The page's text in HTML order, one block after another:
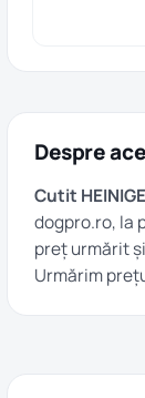
Despre
Cutit
dogpro.ro, la
preț urmărit
Urmărim